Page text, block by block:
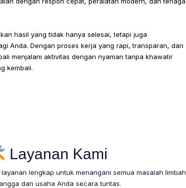
hasil yang tidak hanya selesai, tetapi juga
Anda. Dengan proses kerja yang rapi, transparan, dan
menjalani aktivitas dengan nyaman tanpa khawatir
kembali.
Layanan Kami
lengkap untuk menangani semua masalah limbah
dan usaha Anda secara tuntas.